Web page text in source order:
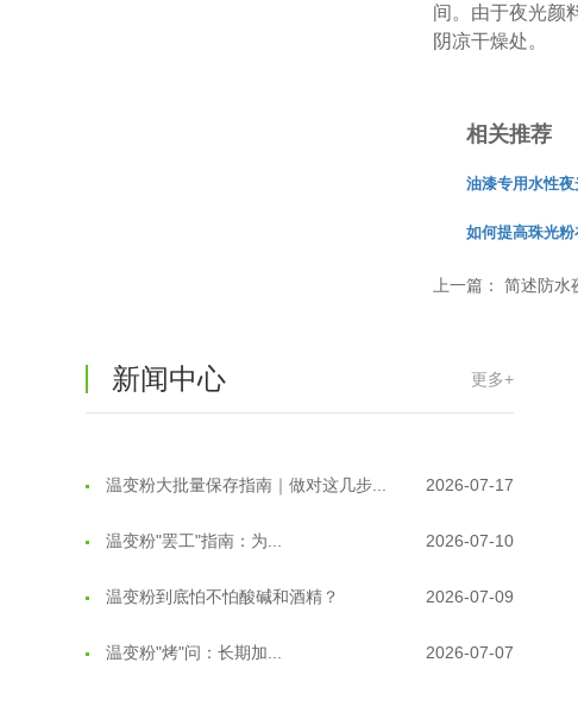
间。由于夜光颜
阴凉干燥处。
相关推荐
油漆专用水性
如何提高珠光粉
上一篇：简述防水
新闻中心 更多+
2026-08-05
2026-08-04